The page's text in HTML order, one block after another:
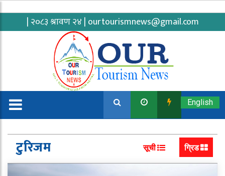
| २०८३ श्रावण २४ | ourtourismnews@gmail.com
English
टुरिजम सूची ग्रिड